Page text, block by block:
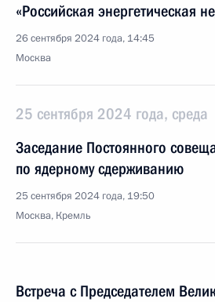
«Российская энергетическая
26 сентября 2024 года, 14:45
Москва
25 сентября 2024 года, среда
Заседание Постоянного
по ядерному сдерживанию
25 сентября 2024 года, 19:50
Москва, Кремль
Встреча с Председателем